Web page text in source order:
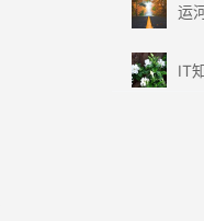
运
IT